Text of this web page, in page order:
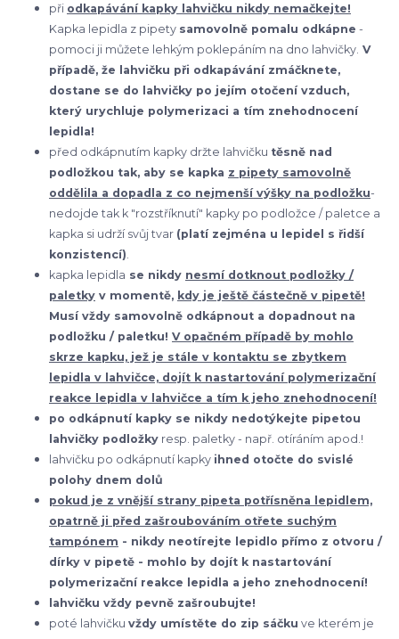
při odkapávání kapky lahvičku nikdy nemačkejte!
Kapka lepidla z pipety samovolně pomalu odkápne -
pomoci ji můžete lehkým poklepáním na dno lahvičky. V
případě, že lahvičku při odkapávání zmáčknete,
dostane se do lahvičky po jejím otočení vzduch,
který urychluje polymerizaci a tím znehodnocení
lepidla!
před odkápnutím kapky držte lahvičku těsně nad
podložkou tak, aby se kapka z pipety samovolně
oddělila a dopadla z co nejmenší výšky na podložku-
nedojde tak k "rozstříknutí" kapky po podložce / paletce a
kapka si udrží svůj tvar (platí zejména u lepidel s řidší
konzistencí).
kapka lepidla se nikdy nesmí dotknout podložky /
paletky v momentě, kdy je ještě částečně v pipetě!
Musí vždy samovolně odkápnout a dopadnout na
podložku / paletku! V opačném případě by mohlo
skrze kapku, jež je stále v kontaktu se zbytkem
lepidla v lahvičce, dojít k nastartování polymerizační
reakce lepidla v lahvičce a tím k jeho znehodnocení!
po odkápnutí kapky se nikdy nedotýkejte pipetou
lahvičky podložky resp. paletky - např. otíráním apod.!
lahvičku po odkápnutí kapky ihned otočte do svislé
polohy dnem dolů
pokud je z vnější strany pipeta potřísněna lepidlem,
opatrně ji před zašroubováním otřete suchým
tampónem - nikdy neotírejte lepidlo přímo z otvoru /
dírky v pipetě - mohlo by dojít k nastartování
polymerizační reakce lepidla a jeho znehodnocení!
lahvičku vždy pevně zašroubujte!
poté lahvičku vždy umístěte do zip sáčku ve kterém je